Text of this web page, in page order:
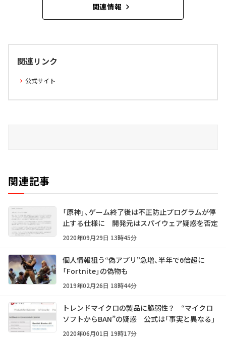
関連情報
関連リンク
公式サイト
関連記事
「原神」、ゲーム終了後は不正防止プログラムが停
止する仕様に 開発元はスパイウェア疑惑を否定
2020年09月29日 13時45分
個人情報狙う“偽アプリ”急増、半年で6倍超に
「Fortnite」の偽物も
2019年02月26日 18時44分
トレンドマイクロの製品に脆弱性？ “マイクロ
ソフトからBAN”の疑惑 公式は「事実と異なる」
2020年06月01日 19時17分